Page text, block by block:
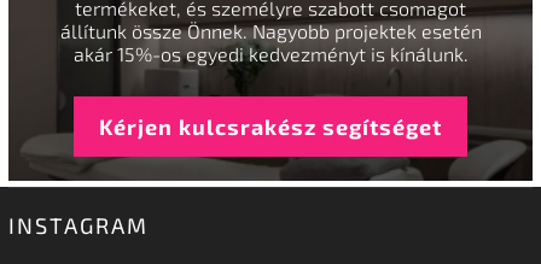
termékeket, és személyre szabott csomagot
állítunk össze Önnek. Nagyobb projektek esetén
akár 15%-os egyedi kedvezményt is kínálunk.
Kérjen kulcsrakész segítséget
INSTAGRAM